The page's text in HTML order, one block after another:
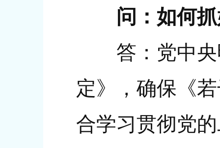
问：如何
答：党中央
定》，确保《
合学习贯彻党